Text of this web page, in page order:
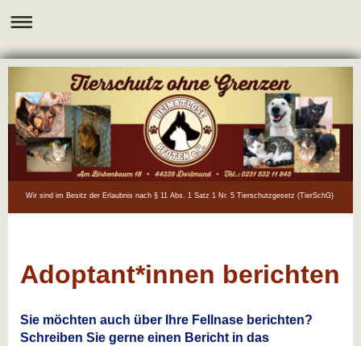
Wir sind im Besitz der Erlaubnis nach § 11 Abs. 1 Satz 1 Nr. 5 Tierschutzgesetz (TierSchG)
Adoptant*innen berichten
Sie möchten auch über Ihre Fellnase berichten?
Schreiben Sie gerne einen Bericht in das